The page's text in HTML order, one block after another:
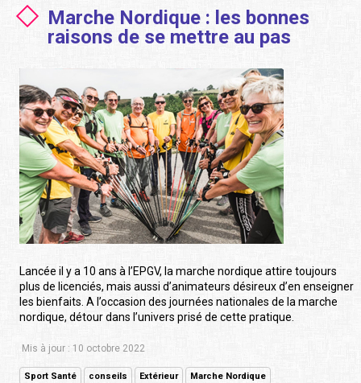
Marche Nordique : les bonnes
raisons de se mettre au pas
Lancée il y a 10 ans à l’EPGV, la marche nordique attire toujours
plus de licenciés, mais aussi d’animateurs désireux d’en enseigner
les bienfaits. A l’occasion des journées nationales de la marche
nordique, détour dans l’univers prisé de cette pratique.
Mis à jour : 10 octobre 2022
Sport Santé conseils Extérieur Marche Nordique